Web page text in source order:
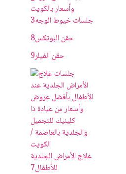
جلسات خيوط الوجه3
حقن البوتکس8
حقن الفيلر9
علاج الأمراض الجلدية
للأطفال7